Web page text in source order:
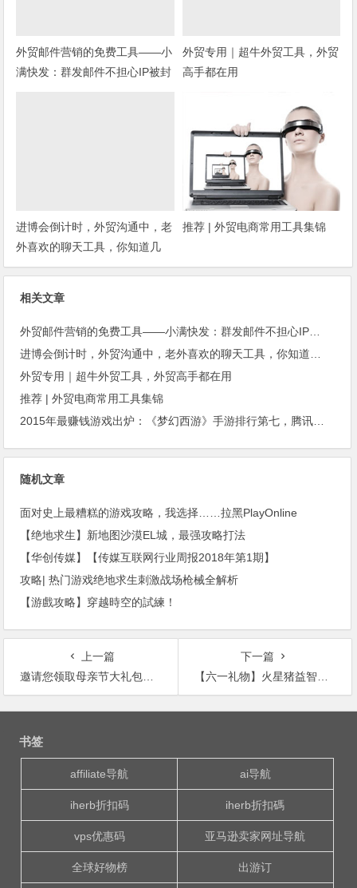
外贸邮件营销的免费工具——小
满快发：群发邮件不担心IP被封
外贸专用｜超牛外贸工具，外贸
高手都在用
进博会倒计时，外贸沟通中，老
外喜欢的聊天工具，你知道几
种？
推荐 | 外贸电商常用工具集锦
相关文章
外贸专用｜超牛外贸工具，外贸高手都在用
推荐 | 外贸电商常用工具集锦
随机文章
面对史上最糟糕的游戏攻略，我选择……拉黑PlayOnline
【绝地求生】新地图沙漠EL城，最强攻略打法
【华创传媒】【传媒互联网行业周报2018年第1期】
攻略| 热门游戏绝地求生刺激战场枪械全解析
【游戲攻略】穿越時空的試練！
上一篇
邀请您领取母亲节大礼包：166节视频课+1张专家问答福利卡
下一篇
【六一礼物】火星猪益智桌游3件套大礼包，锻炼孩子专注力/记忆力！
文
书签
affiliate导航 ai导航
iherb折扣码 iherb折扣碼
vps优惠码 亚马逊卖家网址导航
全球好物榜 出游订